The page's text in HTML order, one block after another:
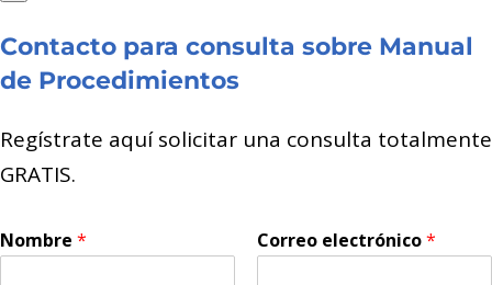
Contacto para consulta sobre Manual
de Procedimientos
Regístrate aquí solicitar una consulta totalmente
GRATIS.
Nombre * Correo electrónico*